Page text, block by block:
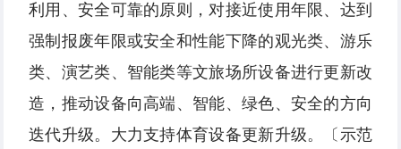
利用、安全可靠的原则，对接近使用年限、达到
强制报废年限或安全和性能下降的观光类、游乐
类、演艺类、智能类等文旅场所设备进行更新改
造，推动设备向高端、智能、绿色、安全的方向
迭代升级。大力支持体育设备更新升级。〔示范